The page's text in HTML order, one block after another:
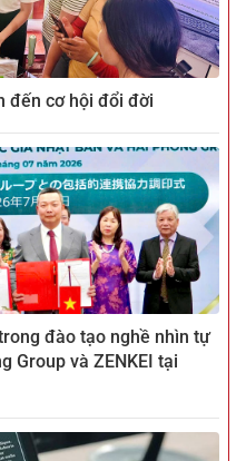
đến cơ hội đổi đời
đào tạo nghề nhìn tự
Group và ZENKEI tại